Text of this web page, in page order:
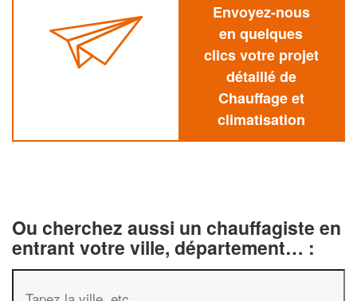
Envoyez-nous
en quelques
clics votre projet
détaillé de
Chauffage et
climatisation
Ou cherchez aussi un chauffagiste en
entrant votre ville, département… :